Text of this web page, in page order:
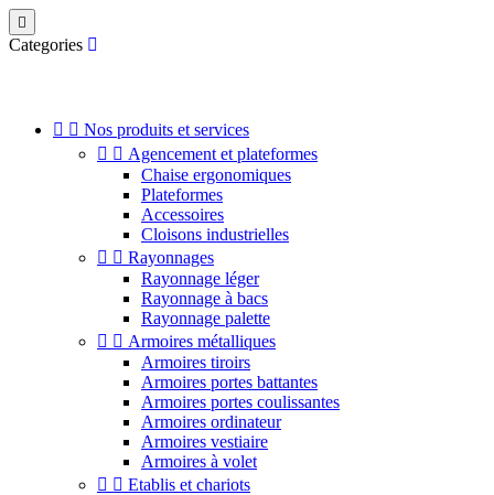

Categories
  Nos produits et services
  Agencement et plateformes
Chaise ergonomiques
Plateformes
Accessoires
Cloisons industrielles
  Rayonnages
Rayonnage léger
Rayonnage à bacs
Rayonnage palette
  Armoires métalliques
Armoires tiroirs
Armoires portes battantes
Armoires portes coulissantes
Armoires ordinateur
Armoires vestiaire
Armoires à volet
  Etablis et chariots